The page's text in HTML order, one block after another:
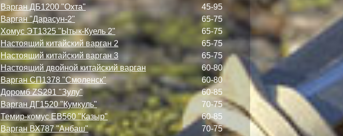
Варган ДБ1200 "Охта"
45-95
Варган "Дарасун-2"
65-75
Хомус ЭТ1325 "Ытык-Куель 2"
65-75
Настоящий китайский варган 2
65-75
Настоящий китайский варган 3
65-75
Настоящий двойной китайский варган
60-80
Варган СП1378 "Смоленск"
60-80
Доромб ZS291 "Зулу"
60-85
Варган ДГ1520 "Кумкуль"
70-75
Темир-комус ЕВ560 "Казыр"
60-85
Варган ВХ787 "Анбаш"
70-75